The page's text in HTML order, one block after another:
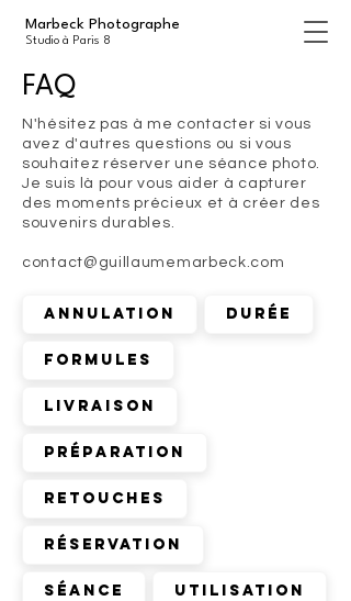
Marbeck Photographe
Studio à Paris 8
FAQ
N'hésitez pas à me contacter si vous
avez d'autres questions ou si vous
souhaitez réserver une séance photo.
Je suis là pour vous aider à capturer
des moments précieux et à créer des
souvenirs durables.
contact@guillaumemarbeck.com
Annulation Durée
Formules
Livraison
Préparation
Retouches
Réservation
Séance Utilisation